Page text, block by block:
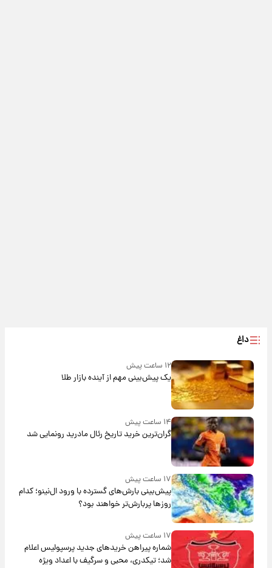
داغ
۱۲ ساعت پیش
یک پیش‌بینی مهم از آینده بازار طلا
۱۴ ساعت پیش
گران‌ترین خرید تاریخ رئال مادرید رونمایی شد
۱۷ ساعت پیش
پیش‌بینی بارش‌های گسترده با ورود ال‌نینو؛ کدام
روزها پربارش‌تر خواهند بود؟
۱۷ ساعت پیش
شماره پیراهن خریدهای جدید پرسپولیس اعلام
شد؛ تیکدری، محبی و سرگیف با اعداد ویژه